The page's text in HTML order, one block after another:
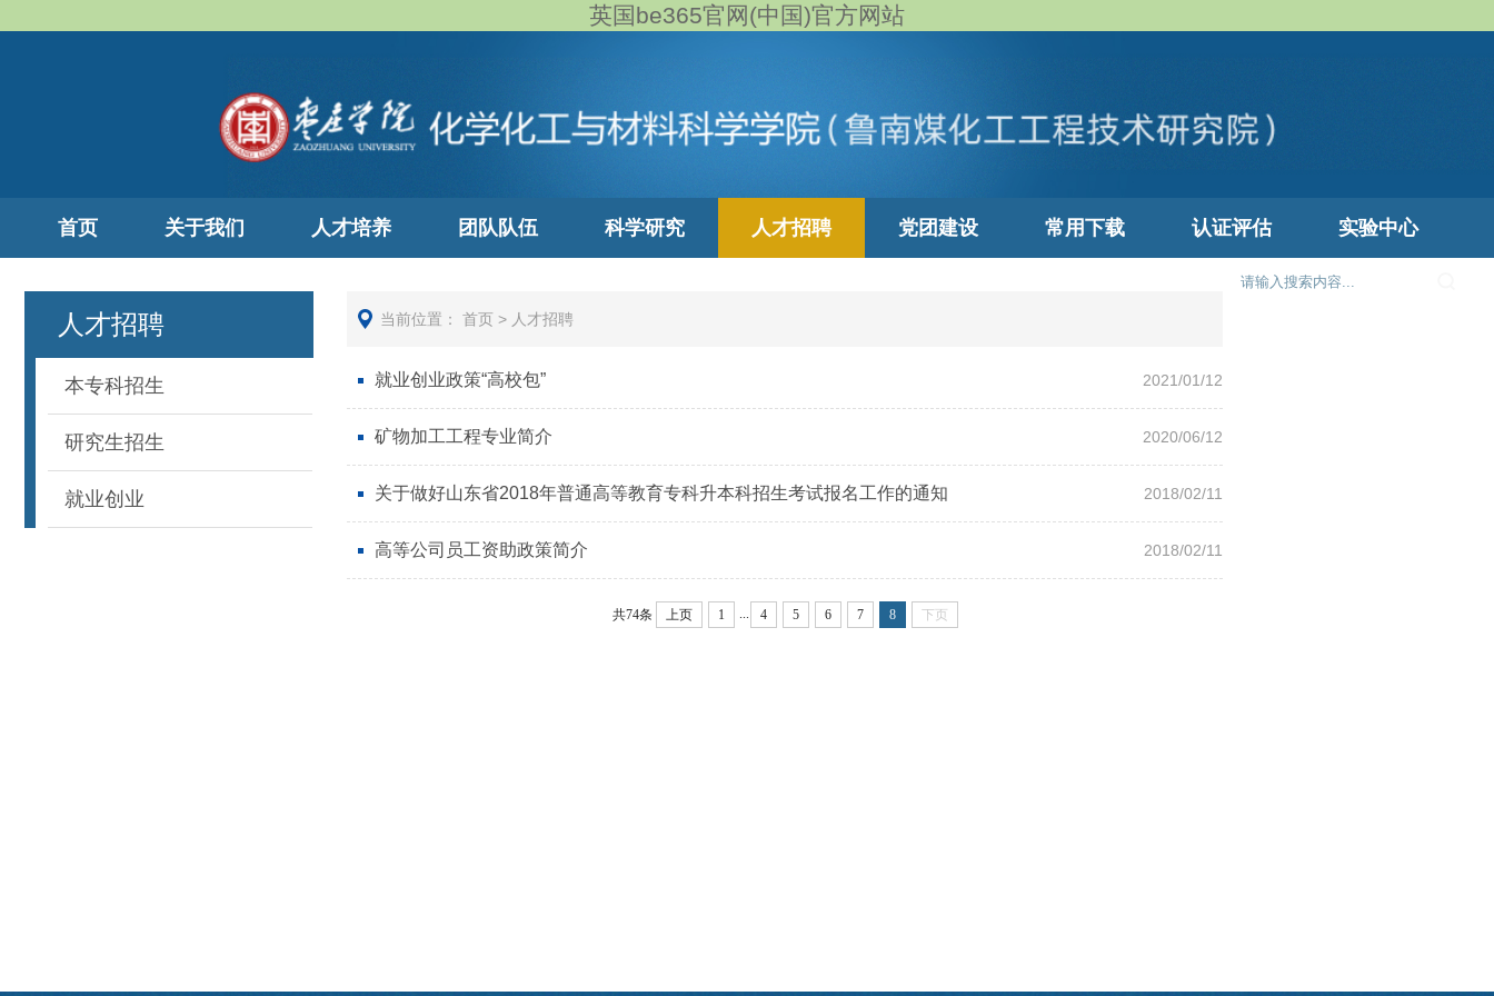
英国be365官网(中国)官方网站
首页 关于我们 人才培养 团队队伍 科学研究 人才招聘 党团建设 常用下载 认证评估 实验中心
人才招聘
本专科招生
研究生招生
就业创业
当前位置： 首页 > 人才招聘
就业创业政策“高校包” 2021/01/12
矿物加工工程专业简介 2020/06/12
关于做好山东省2018年普通高等教育专科升本科招生考试报名工作的通知 2018/02/11
高等公司员工资助政策简介 2018/02/11
共74条 上页 1 4 5 6 7 8 下页